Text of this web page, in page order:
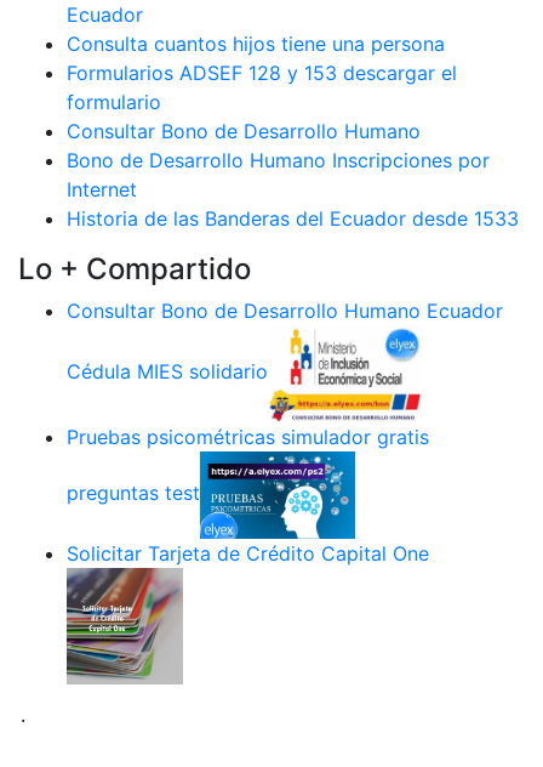
Ecuador
Consulta cuantos hijos tiene una persona
Formularios ADSEF 128 y 153 descargar el
formulario
Consultar Bono de Desarrollo Humano
Bono de Desarrollo Humano Inscripciones por
Internet
Historia de las Banderas del Ecuador desde 1533
Lo + Compartido
Consultar Bono de Desarrollo Humano Ecuador
Cédula MIES solidario
Pruebas psicométricas simulador gratis
preguntas test
Solicitar Tarjeta de Crédito Capital One
.